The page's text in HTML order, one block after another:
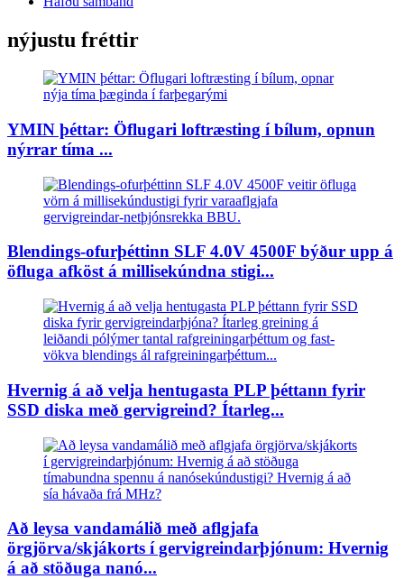
nýjustu fréttir
YMIN þéttar: Öflugari loftræsting í bílum, opnun
nýrrar tíma ...
Blendings-ofurþéttinn SLF 4.0V 4500F býður upp á
öfluga afköst á millisekúndna stigi...
Hvernig á að velja hentugasta PLP þéttann fyrir
SSD diska með gervigreind? Ítarleg...
Að leysa vandamálið með aflgjafa
örgjörva/skjákorts í gervigreindarþjónum: Hvernig
á að stöðuga nanó...